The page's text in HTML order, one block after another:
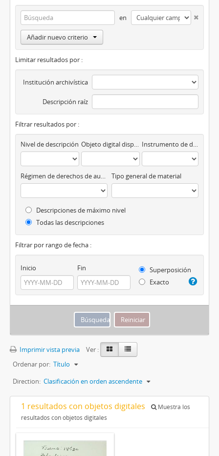
en
Añadir nuevo criterio
Limitar resultados por :
Institución archivística
Descripción raíz
Filtrar resultados por :
Nivel de descripción Objeto digital disponibles Instrumento de descripción
Régimen de derechos de autor Tipo general de material
Descripciones de máximo nivel
Todas las descripciones
Filtrar por rango de fecha :
Inicio Fin
Superposición
Exacto
Imprimir vista previa
Ver :
Ordenar por: Título
Direction: Clasificación en orden ascendente
1 resultados con objetos digitales
Muestra los
resultados con objetos digitales